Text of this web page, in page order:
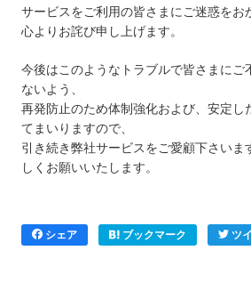
サービスをご利用の皆さまにご迷惑をお
心よりお詫び申し上げます。
今後はこのようなトラブルで皆さまにご
ないよう、
再発防止のため体制強化および、安定し
てまいりますので、
引き続き弊社サービスをご愛顧下さいま
しくお願いいたします。
シェア ブックマーク ツ